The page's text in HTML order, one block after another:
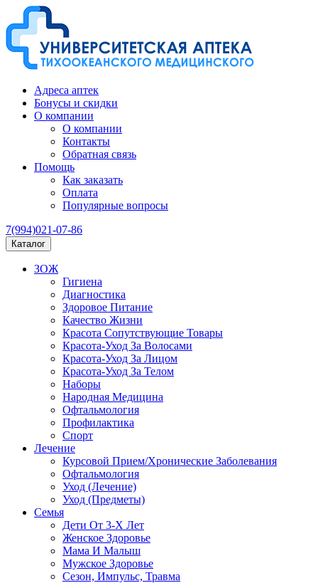
Адреса аптек
Бонусы и скидки
О компании
О компании
Контакты
Обратная связь
Помощь
Как заказать
Оплата
Популярные вопросы
7(994)021-07-86
Каталог
ЗОЖ
Гигиена
Диагностика
Здоровое Питание
Качество Жизни
Красота Сопутствующие Товары
Красота-Уход За Волосами
Красота-Уход За Лицом
Красота-Уход За Телом
Наборы
Народная Медицина
Офтальмология
Профилактика
Спорт
Лечение
Курсовой Прием/Хронические Заболевания
Офтальмология
Уход (Лечение)
Уход (Предметы)
Семья
Дети От 3-Х Лет
Женское Здоровье
Мама И Малыш
Мужское Здоровье
Сезон, Импульс, Травма